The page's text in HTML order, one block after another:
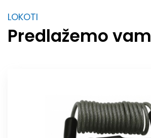
LOKOTI
Predlažemo vam